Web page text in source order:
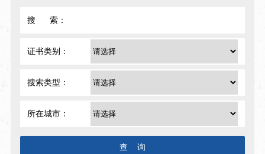
搜 索：
证书类别：
搜索类型：
所在城市：